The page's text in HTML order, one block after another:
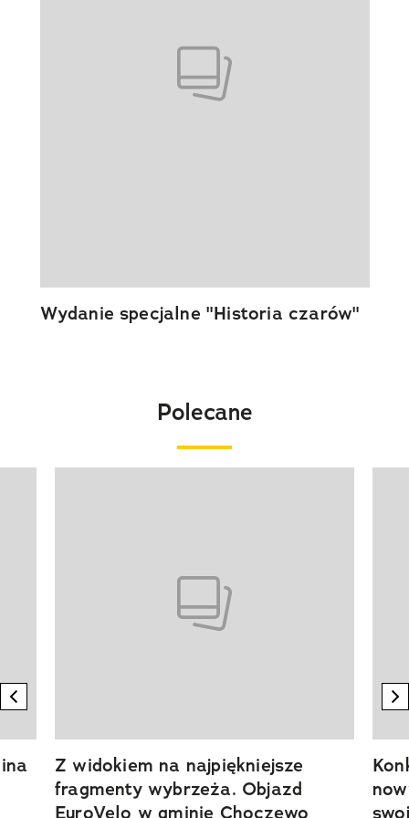
Wydanie specjalne "Historia czarów"
Polecane
previous element
Z widokiem na najpiękniejsze
fragmenty wybrzeża. Objazd
EuroVelo w gminie Choczewo